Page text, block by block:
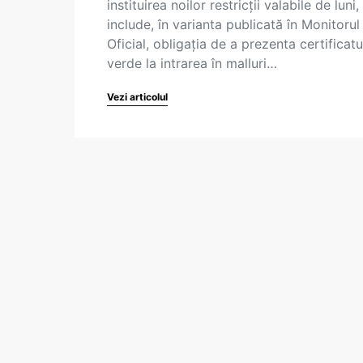
instituirea noilor restricții valabile de luni,
include, în varianta publicată în Monitorul
Oficial, obligația de a prezenta
verde la intrarea în malluri…
Vezi articolul